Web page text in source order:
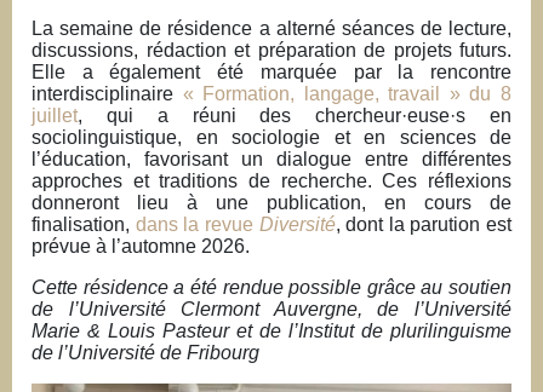
La semaine de résidence a alterné séances de lecture,
discussions, rédaction et préparation de projets futurs.
Elle a également été marquée par la rencontre
interdisciplinaire « Formation, langage, travail » du 8
juillet, qui a réuni des chercheur·euse·s en
sociolinguistique, en sociologie et en sciences de
l’éducation, favorisant un dialogue entre différentes
approches et traditions de recherche. Ces réflexions
donneront lieu à une publication, en cours de
finalisation, dans la revue Diversité, dont la parution est
prévue à l’automne 2026.
Cette résidence a été rendue possible grâce au soutien
de l’Université Clermont Auvergne, de l’Université
Marie & Louis Pasteur et de l’Institut de plurilinguisme
de l’Université de Fribourg